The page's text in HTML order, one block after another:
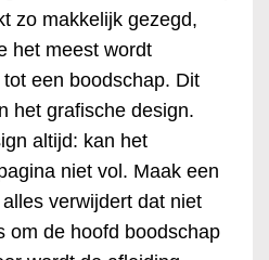
zo makkelijk gezegd,
het meest wordt
een boodschap. Dit
het grafische design.
altijd: kan het
niet vol. Maak een
verwijdert dat niet
om de hoofd boodschap